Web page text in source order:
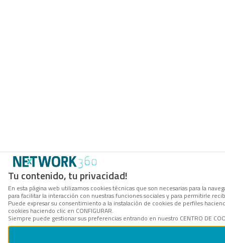
Tu contenido, tu privacidad!
En esta página web utilizamos cookies técnicas que son necesarias para la
para facilitar la interacción con nuestras funciones sociales y para permitirle
Puede expresar su consentimiento a la instalación de cookies de perfiles
cookies haciendo clic en CONFIGURAR.
Siempre puede gestionar sus preferencias entrando en nuestro CENTRO DE